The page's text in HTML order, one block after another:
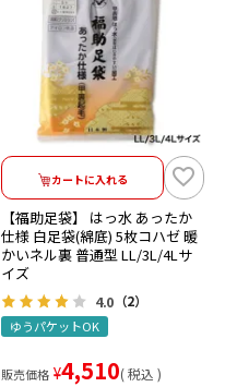
カートに入れる
【福助足袋】 はっ水 あったか
仕様 白足袋(綿底) 5枚コハゼ 暖
かいネル裏 普通型 LL/3L/4Lサ
イズ
4.0 （2）
ゆうパケットOK
販売価格 ¥4,510 税込